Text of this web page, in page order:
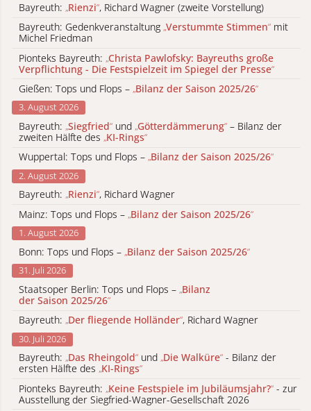
Bayreuth: „Rienzi“, Richard Wagner (zweite Vorstellung)
Bayreuth: Gedenkveranstaltung „Verstummte Stimmen“ mit
Michel Friedman
Pionteks Bayreuth: „Christa Pawlofsky: Bayreuths große
Verpflichtung - Die Festspielzeit im Spiegel der Presse“
Gießen: Tops und Flops – „Bilanz der Saison 2025/26“
3. August 2026
Bayreuth: „Siegfried“ und „Götterdämmerung“ – Bilanz der
zweiten Hälfte des „KI-Rings“
Wuppertal: Tops und Flops – „Bilanz der Saison 2025/26“
2. August 2026
Bayreuth: „Rienzi“, Richard Wagner
Mainz: Tops und Flops – „Bilanz der Saison 2025/26“
1. August 2026
Bonn: Tops und Flops – „Bilanz der Saison 2025/26“
31. Juli 2026
Staatsoper Berlin: Tops und Flops – „Bilanz
der Saison 2025/26“
Bayreuth: „Der fliegende Holländer“, Richard Wagner
30. Juli 2026
Bayreuth: „Das Rheingold“ und „Die Walküre“ - Bilanz der
ersten Hälfte des „KI-Rings“
Pionteks Bayreuth: „Keine Festspiele im Jubiläumsjahr?“ - zur
Ausstellung der Siegfried-Wagner-Gesellschaft 2026